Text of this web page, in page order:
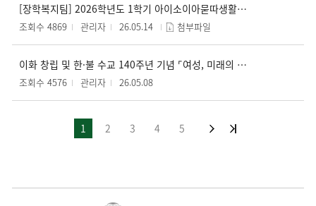
[장학복지팀] 2026학년도 1학기 아이소이아묻따생활장학금 신청 안내 (5. 18.(월) ~ 5. 22.(금))
조회수 4869 관리자 26.05.14 첨부파일
이화 창립 및 한·불 수교 140주년 기념 ⌜여성, 미래의 힘: 한·불 대화 140년⌟
조회수 4576 관리자 26.05.08
1 2 3 4 5